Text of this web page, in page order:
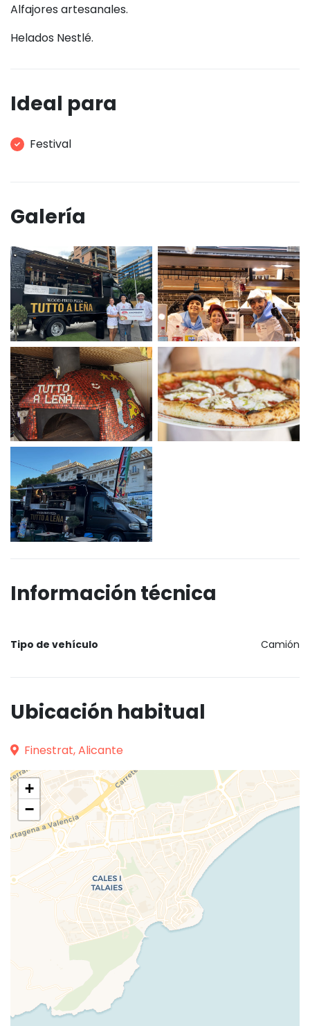
Alfajores artesanales.
Helados Nestlé.
Ideal para
Festival
Galería
Información técnica
Tipo de vehículo Camión
Ubicación habitual
Finestrat, Alicante
+
−